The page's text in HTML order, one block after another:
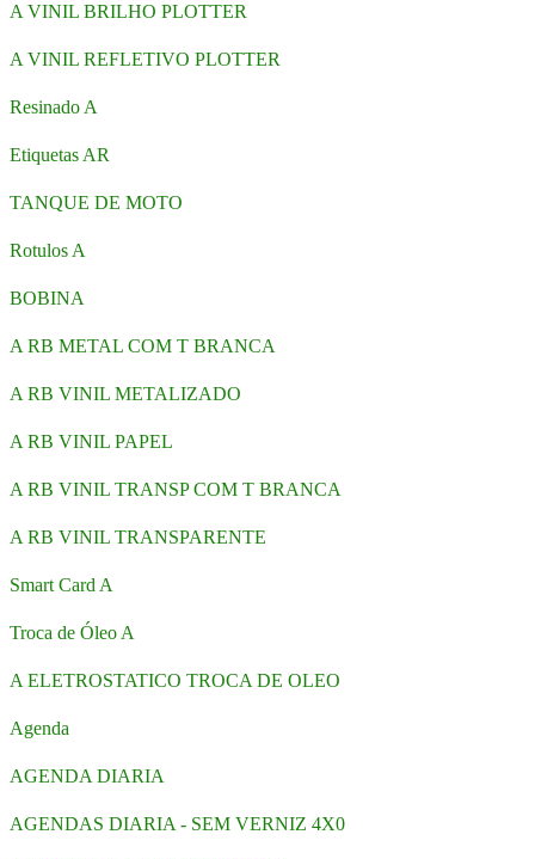
A VINIL BRILHO PLOTTER
A VINIL REFLETIVO PLOTTER
Resinado A
Etiquetas AR
TANQUE DE MOTO
Rotulos A
BOBINA
A RB METAL COM T BRANCA
A RB VINIL METALIZADO
A RB VINIL PAPEL
A RB VINIL TRANSP COM T BRANCA
A RB VINIL TRANSPARENTE
Smart Card A
Troca de Óleo A
A ELETROSTATICO TROCA DE OLEO
Agenda
AGENDA DIARIA
AGENDAS DIARIA - SEM VERNIZ 4X0